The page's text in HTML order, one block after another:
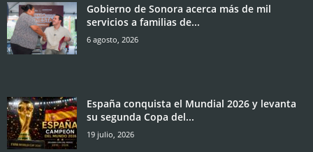
Gobierno de Sonora acerca más de mil
servicios a familias de...
6 agosto, 2026
España conquista el Mundial 2026 y levanta
su segunda Copa del...
19 julio, 2026